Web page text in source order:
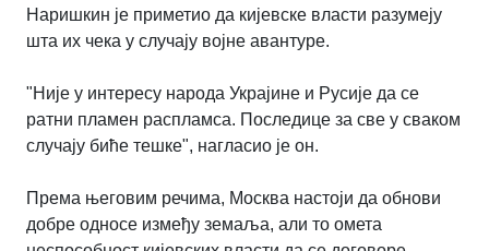
Наришкин је приметио да кијевске власти разумеју
шта их чека у случају војне авантуре.
"Није у интересу народа Украјине и Русије да се
ратни пламен распламса. Последице за све у сваком
случају биће тешке", нагласио је он.
Према његовим речима, Москва настоји да обнови
добре односе између земаља, али то омета